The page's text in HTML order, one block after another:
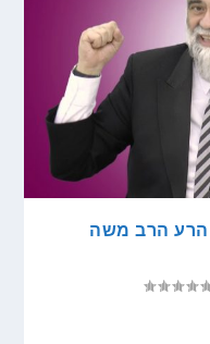
הרע הרב משה